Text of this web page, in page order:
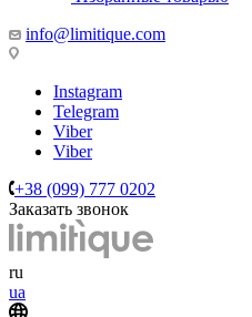
info@limitique.com
Instagram
Telegram
Viber
Viber
+38 (099) 777 0202
Заказать звонок
ru
ua